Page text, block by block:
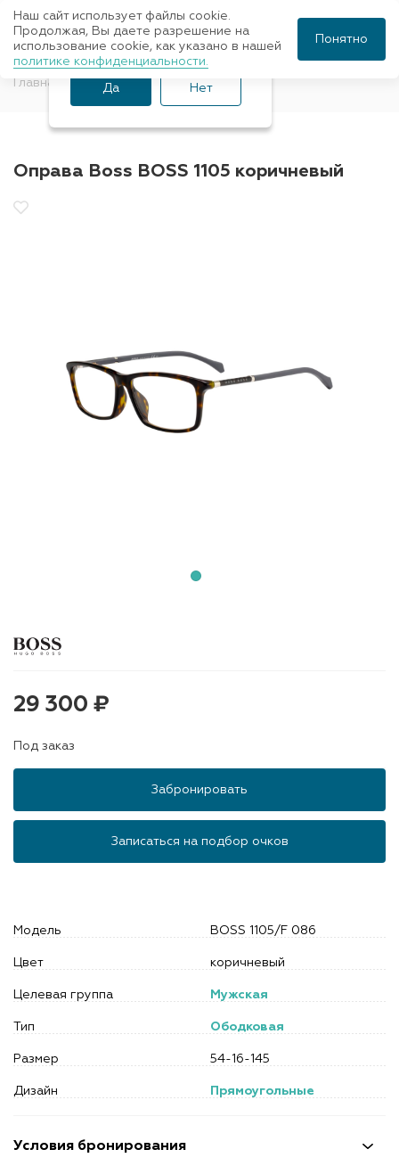
Главная Оправы для очков BOSS
Оправа Boss BOSS 1105 коричневый
Условия бронирования
29 300 ₽
Под заказ
Забронировать
Записаться на подбор очков
Модель BOSS 1105/F 086
Цвет коричневый
Целевая группа Мужская
Тип Ободковая
Размер 54-16-145
Дизайн Прямоугольные
Ваш город Санкт-
Петербург?
Да Нет
Наш сайт использует файлы cookie.
Продолжая, Вы даете разрешение на
использование cookie, как указано в нашей
политике конфиденциальности.
Понятно